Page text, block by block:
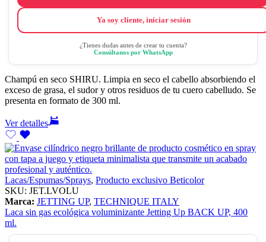
Ya soy cliente, iniciar sesión
¿Tienes dudas antes de crear tu cuenta?
Consúltanos por WhatsApp
Champú en seco SHIRU. Limpia en seco el cabello absorbiendo el
exceso de grasa, el sudor y otros residuos de tu cuero cabelludo. Se
presenta en formato de 300 ml.
Ver detalles
Lacas/Espumas/Sprays, Producto exclusivo Beticolor
SKU: JET.LVOLU
Marca: JETTING UP, TECHNIQUE ITALY
Laca sin gas ecológica voluminizante Jetting Up BACK UP, 400
ml.